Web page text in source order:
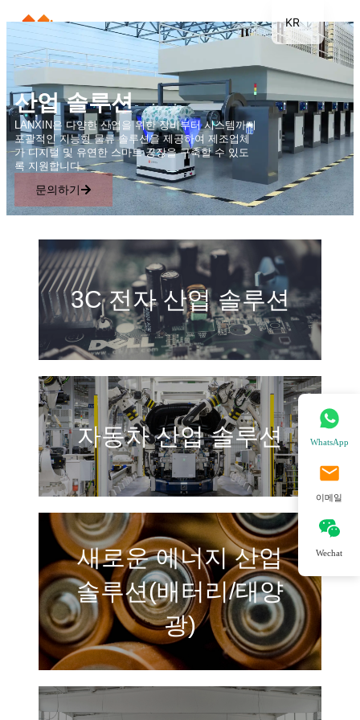
산업 솔루션
LANXIN은 다양한 산업을 위한 장비부터 시스템까지
포괄적인 지능형 물류 솔루션을 제공하여 제조업체
가 디지털 및 유연한 스마트 공장을 구축할 수 있도
록 지원합니다.
문의하기
3C 전자 산업 솔루션
자동차 산업 솔루션
새로운 에너지 산업
솔루션(배터리/태양
광)
WhatsApp
이메일
Wechat
KR
EN
JP
DE
TH
ES